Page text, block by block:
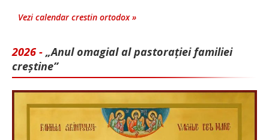
Vezi calendar crestin ortodox »
2026 - „Anul omagial al pastorației familiei
creștine”